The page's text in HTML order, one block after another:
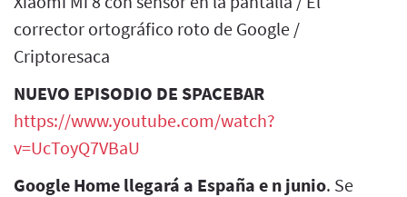
corrector ortográfico roto de Google /
Criptoresaca
NUEVO EPISODIO DE SPACEBAR
https://www.youtube.com/watch?
v=UcToyQ7VBaU
Google Home llegará a España e n junio. Se